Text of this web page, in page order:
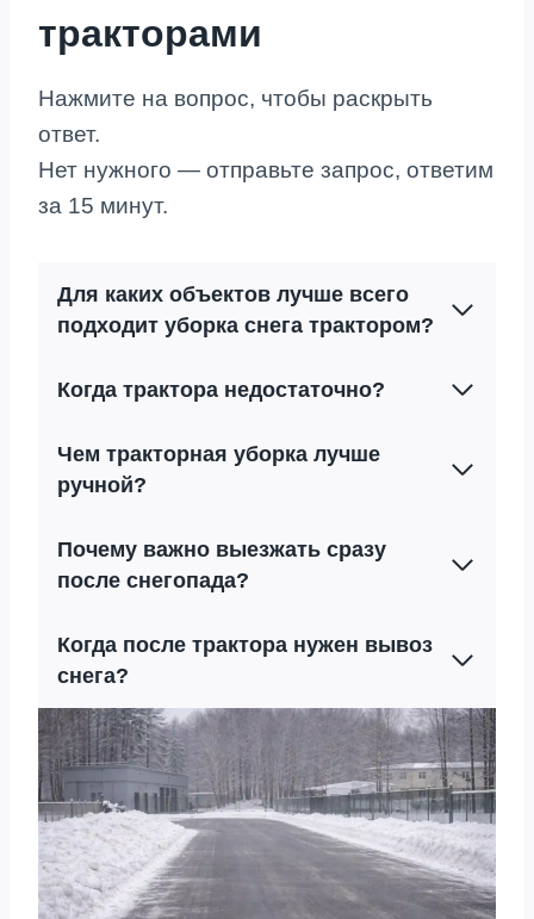
тракторами
Нажмите на вопрос, чтобы раскрыть
ответ.
Нет нужного — отправьте запрос, ответим
за 15 минут.
Для каких объектов лучше всего
подходит уборка снега трактором?
Когда трактора недостаточно?
Чем тракторная уборка лучше
ручной?
Почему важно выезжать сразу
после снегопада?
Когда после трактора нужен вывоз
снега?